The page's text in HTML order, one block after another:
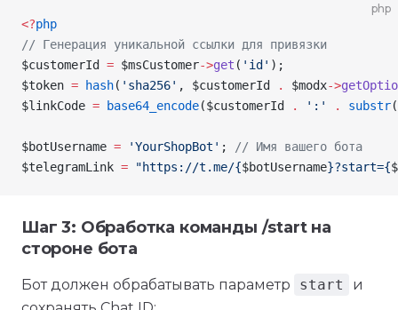
php
<?php
// Генерация уникальной ссылки для привязки
$customerId
= $msCustomer->get ( 'id' );
$token = hash( 'sha256' , $customerId . $modx->
$linkCode = base64_encode($customerId . ':' . substr(
$botUsername = 'YourShopBot' ;
// Имя вашего бота
$telegramLink = "https://t.me/{$botUsername}?start={
Шаг 3: Обработка команды /start на
стороне бота
Бот должен обрабатывать параметр start
и